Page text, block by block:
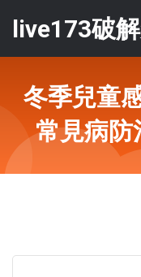
live173破
冬季兒童
常見病